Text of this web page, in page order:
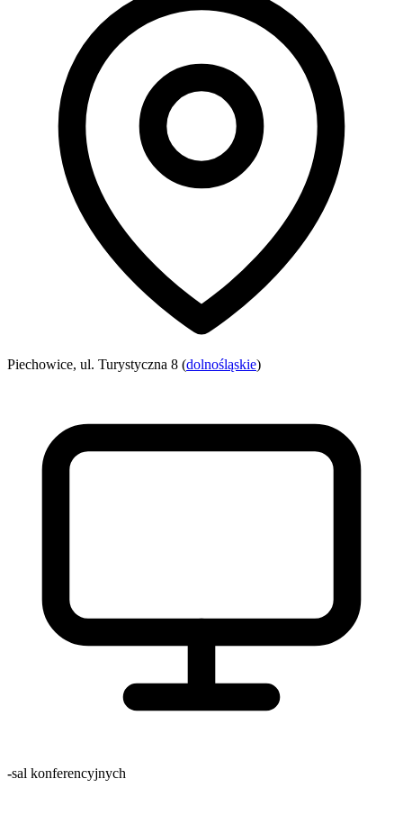
Piechowice, ul. Turystyczna 8 (dolnośląskie)
-sal konferencyjnych